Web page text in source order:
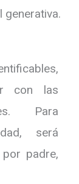
generativa.
con las
Para
será
padre,